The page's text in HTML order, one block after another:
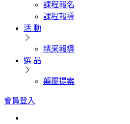
課程報名
課程報導
活 動
精采報導
選 品
顛覆提案
會員登入